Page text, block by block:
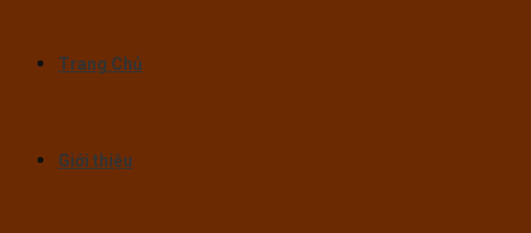
Trang Chủ
Giới thiệu